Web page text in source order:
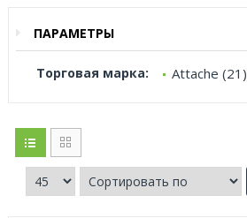
ПАРАМЕТРЫ
Торговая марка: Attache (21)